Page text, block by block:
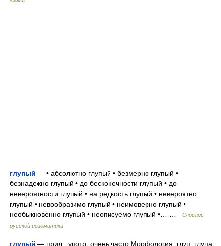
глупый — • абсолютно глупый • безмерно глупый •
безнадежно глупый • до бесконечности глупый • до
невероятности глупый • на редкость глупый • невероятно
глупый • невообразимо глупый • неимоверно глупый •
необыкновенно глупый • неописуемо глупый •… …
Словарь
русской идиоматики
глупый — прил., употр. очень часто Морфология: глуп, глупа,